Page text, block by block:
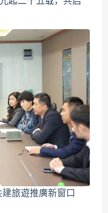
旅遊推廣新窗口